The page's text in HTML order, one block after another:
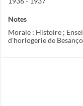
Notes
Morale ; Histoire ;
d'horlogerie de